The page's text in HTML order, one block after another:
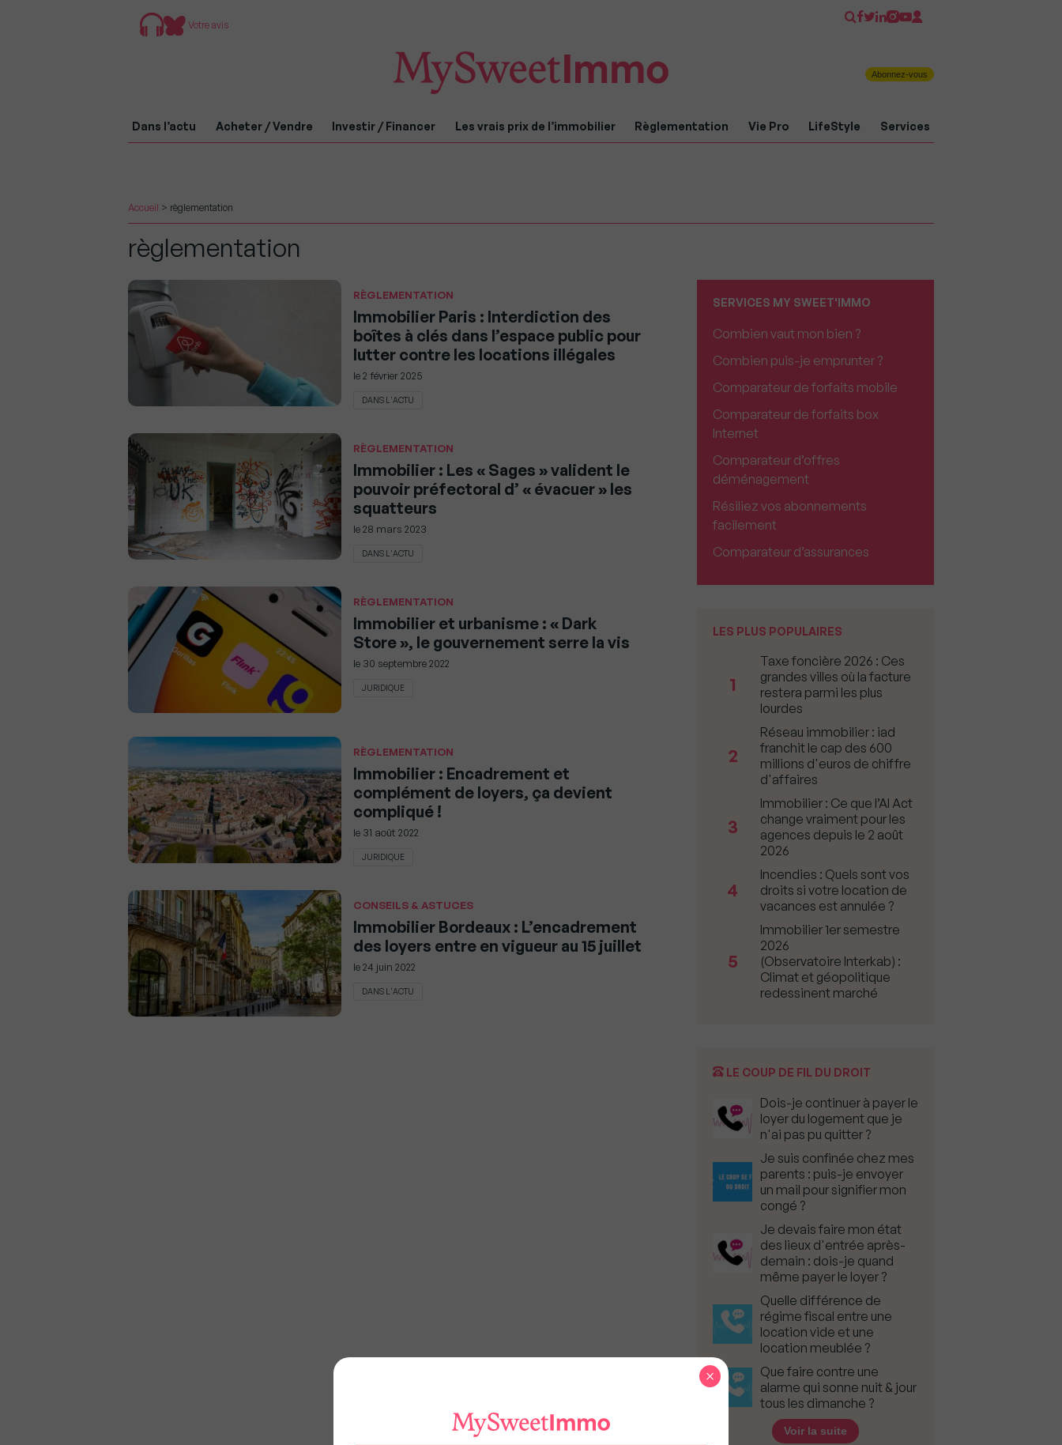
Votre avis
Abonnez-vous
Dans l’actu Acheter / Vendre Investir / Financer Les vrais prix de l’immobilier Règlementation Vie Pro LifeStyle Services
Accueil > règlementation
règlementation
RÈGLEMENTATION
Immobilier Paris : Interdiction des
boîtes à clés dans l’espace public pour
lutter contre les locations illégales
le2 février 2025
DANS L'ACTU
RÈGLEMENTATION
Immobilier : Les « Sages » valident le
pouvoir préfectoral d’ « évacuer » les
squatteurs
le28 mars 2023
DANS L'ACTU
RÈGLEMENTATION
Immobilier et urbanisme : « Dark
Store », le gouvernement serre la vis
le 30 septembre 2022
JURIDIQUE
RÈGLEMENTATION
Immobilier : Encadrement et
complément de loyers, ça devient
compliqué !
le 31 août 2022
JURIDIQUE
CONSEILS & ASTUCES
Immobilier Bordeaux : L’encadrement
des loyers entre en vigueur au 15 juillet
le24 juin 2022
DANS L'ACTU
SERVICES MY SWEET'IMMO
Combien vaut mon bien ?
Combien puis-je emprunter ?
Comparateur de forfaits mobile
Comparateur de forfaits box
Internet
Comparateur d’offres
déménagement
Résiliez vos abonnements
facilement
Comparateur d’assurances
LES PLUS POPULAIRES
1
Taxe foncière 2026 : Ces
grandes villes où la facture
restera parmi les plus
lourdes
2
Réseau immobilier : iad
franchit le cap des 600
millions d'euros de chiffre
d'affaires
3
Immobilier : Ce que l’AI Act
change vraiment pour les
agences depuis le 2 août
2026
4
Incendies : Quels sont vos
droits si votre location de
vacances est annulée ?
5
Immobilier 1er semestre
2026
(Observatoire Interkab) :
Climat et géopolitique
redessinent marché
LE COUP DE FIL DU DROIT
Dois-je continuer à payer le
loyer du logement que je
n'ai pas pu quitter ?
Je suis confinée chez mes
parents : puis-je envoyer
un mail pour signifier mon
congé ?
Je devais faire mon état
des lieux d'entrée après-
demain : dois-je quand
même payer le loyer ?
Quelle différence de
régime fiscal entre une
location vide et une
location meublée ?
Que faire contre une
alarme qui sonne nuit & jour
tous les dimanche ?
Voir la suite
×